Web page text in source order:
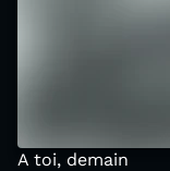
A toi, demain